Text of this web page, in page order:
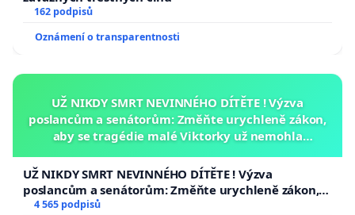
162 podpisů
Oznámení o transparentnosti
UŽ NIKDY SMRT NEVINNÉHO DÍTĚTE ! Výzva
poslancům a senátorům: Změňte urychleně zákon,
aby se tragédie malé Viktorky už nemohla
UŽ NIKDY SMRT NEVINNÉHO DÍTĚTE ! Výzva
poslancům a senátorům: Změňte urychleně zákon,
aby se tragédie malé Viktorky už nemohla opakovat!
4 565 podpisů